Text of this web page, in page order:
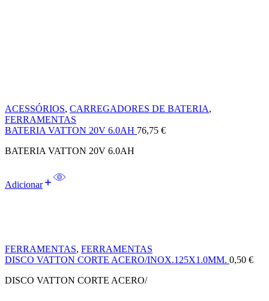
ACESSÓRIOS, CARREGADORES DE BATERIA,
FERRAMENTAS
BATERIA VATTON 20V 6.0AH 76,75 €
BATERIA VATTON 20V 6.0AH
Adicionar
FERRAMENTAS, FERRAMENTAS
DISCO VATTON CORTE ACERO/INOX.125X1.0MM. 0,50 €
DISCO VATTON CORTE ACERO/